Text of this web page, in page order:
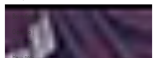
Всі публікації
Офіційно |
Публічно